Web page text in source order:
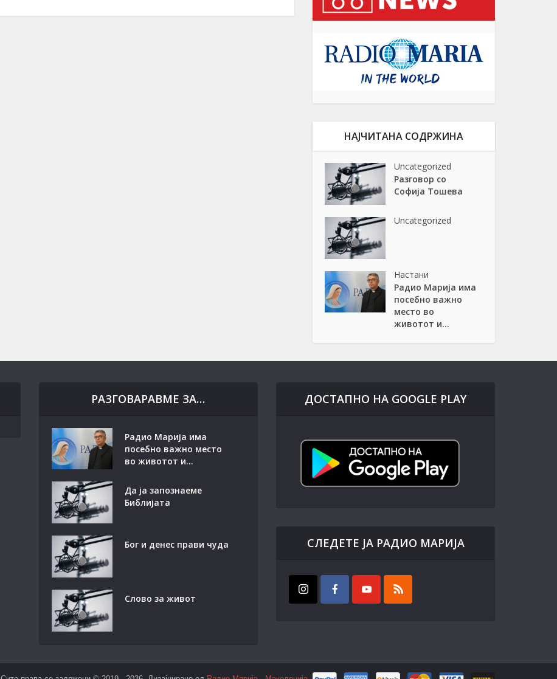
НАЈЧИТАНА СОДРЖИНА
Uncategorized
Разговор со
Софија Тошева
Uncategorized
Настани
Радио Марија има
посебно важно
место во
животот и...
РАЗГОВАРАВМЕ ЗА…
Радио Марија има
посебно важно место
во животот и...
Да ја запознаеме
Библијата
Бог и денес прави чуда
Слово за живот
ДОСТАПНО НА GOOGLE PLAY
СЛЕДЕТЕ ЈА РАДИО МАРИЈА